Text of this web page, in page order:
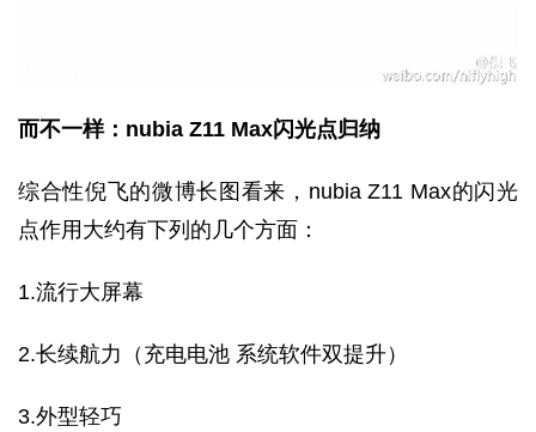
而不一样：nubia Z11 Max闪光点归纳
综合性倪飞的微博长图看来，nubia Z11 Max的闪光
点作用大约有下列的几个方面：
1.流行大屏幕
2.长续航力（充电电池 系统软件双提升）
3.外型轻巧